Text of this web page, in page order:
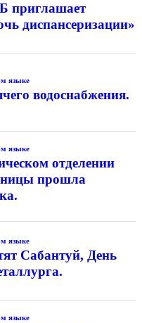
приглашает
диспансеризации»
языке
водоснабжения.
языке
отделении
прошла
языке
Сабантуй, День
языке